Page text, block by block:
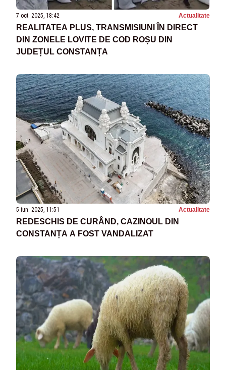
7 oct. 2025, 18:42 Actualitate
REALITATEA PLUS, TRANSMISIUNI ÎN DIRECT
DIN ZONELE LOVITE DE COD ROȘU DIN
JUDEȚUL CONSTANȚA
5 iun. 2025, 11:51 Actualitate
REDESCHIS DE CURÂND, CAZINOUL DIN
CONSTANȚA A FOST VANDALIZAT